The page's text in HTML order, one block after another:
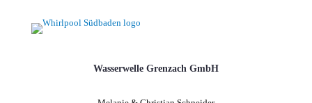
Wasserwelle Grenzach GmbH